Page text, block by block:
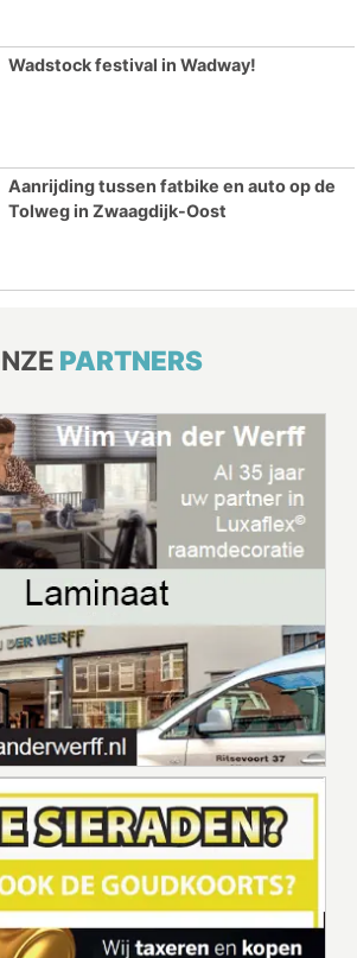
Wadstock festival in Wadway!
Aanrijding tussen fatbike en auto op de
Tolweg in Zwaagdijk-Oost
PARTNERS